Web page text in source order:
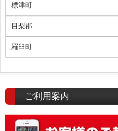
標津町
目梨郡
羅臼町
ご利用案内